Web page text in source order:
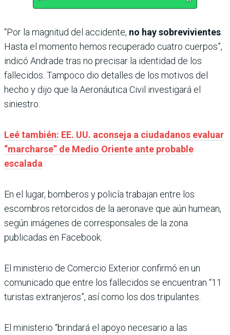
“Por la magnitud del accidente, no hay sobrevivientes
Hasta el momento hemos recuperado cuatro cuerpos”,
indicó Andrade tras no precisar la identidad de los
fallecidos. Tampoco dio detalles de los motivos del
hecho y dijo que la Aeronáutica Civil investigará el
siniestro.
Leé también: EE. UU. aconseja a ciudadanos evaluar
“marcharse” de Medio Oriente ante probable
escalada
En el lugar, bomberos y policía trabajan entre los
escombros retorcidos de la aeronave que aún humean,
según imágenes de corresponsales de la zona
publicadas en Facebook.
El ministerio de Comercio Exterior confirmó en un
comunicado que entre los fallecidos se encuentran “11
turistas extranjeros”, así como los dos tripulantes.
El ministerio “brindará el apoyo necesario a las